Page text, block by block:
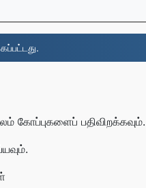
கோப்புகளைப் பதிவிறக்கவும்.